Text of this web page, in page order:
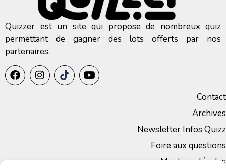
Quizzer est un site qui propose de nombreux quiz
permettant de gagner des lots offerts par nos
partenaires.
Contact
Archives
Newsletter Infos Quizz
Foire aux questions
Mentions légales